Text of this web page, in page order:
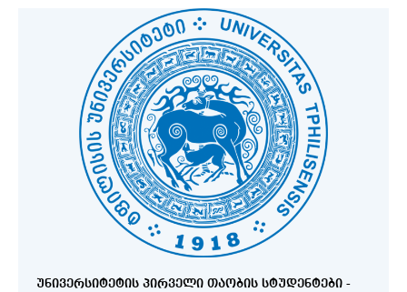
ᲣᲜᲘᲕᲔᲠᲡᲘᲢᲔᲢᲘᲡ ᲞᲘᲠᲕᲔᲚᲘ ᲗᲐᲝᲑᲘᲡ ᲡᲢᲣᲓᲔᲜᲢᲔᲑᲘ -